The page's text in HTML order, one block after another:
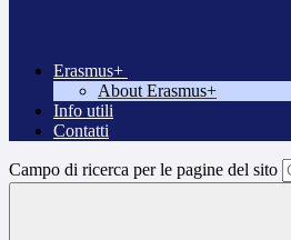
Erasmus+
About Erasmus+
Info utili
Contatti
Campo di ricerca per le pagine del sito